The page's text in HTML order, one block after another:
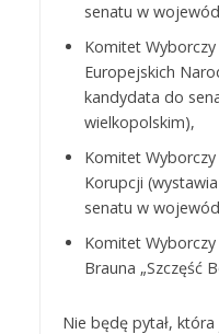
senatu w
Komitet
Europejskich
kandydata do
wielkopolskim),
Komitet
Korupcji
senatu w
Komitet
Brauna „Szczęść
Nie będę pytał,